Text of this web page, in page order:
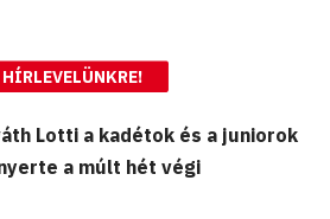
Lotti a kadétok és a juniorok
a múlt hét végi